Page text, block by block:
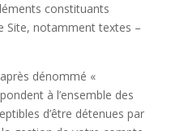
constituants
Site, notamment textes –
dénommé «
à l’ensemble des
d’être détenues par